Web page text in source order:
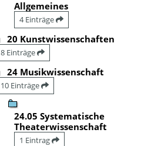
Allgemeines
4 Einträge
20 Kunstwissenschaften
8 Einträge
24 Musikwissenschaft
10 Einträge
24.05 Systematische
Theaterwissenschaft
1 Eintrag